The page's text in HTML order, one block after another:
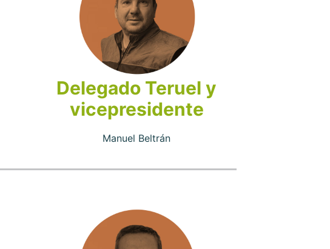
Delegado Teruel y
vicepresidente
Manuel Beltrán